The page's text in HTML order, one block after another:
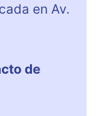
en Av.
de